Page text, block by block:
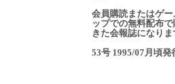
会員購読またはゲー
ップでの無料配布
きた会報誌になりま
53号 1995/07月頃発